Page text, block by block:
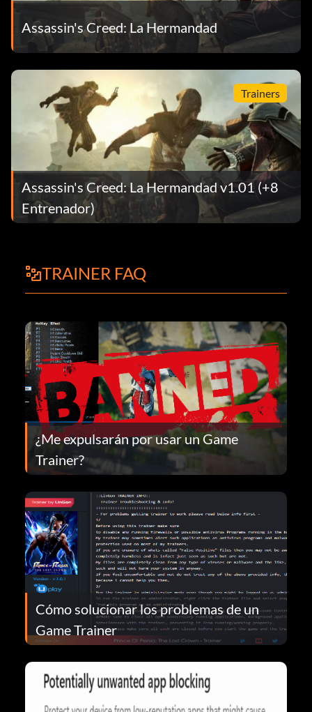
Assassin's Creed: La Hermandad
Trainers
Assassin's Creed: La Hermandad v1.01 (+8
Entrenador)
TRAINER FAQ
¿Me expulsarán por usar un Game
Trainer?
Cómo solucionar los problemas de un
Game Trainer